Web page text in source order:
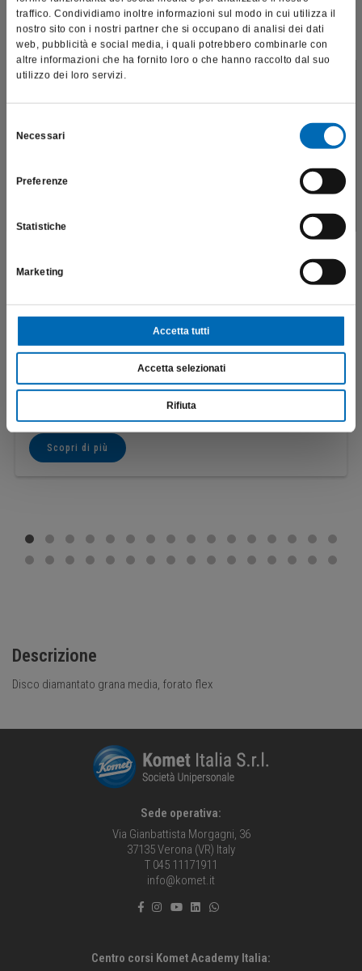
traffico. Condividiamo inoltre informazioni sul modo in cui utilizza il
nostro sito con i nostri partner che si occupano di analisi dei dati
web, pubblicità e social media, i quali potrebbero combinarle con
altre informazioni che ha fornito loro o che hanno raccolto dal suo
utilizzo dei loro servizi.
delNecessari
Preferenze
Statistiche
Marketing
Accetta tutti
Accetta selezionati
Rifiuta
Prodotti correlati
Set con dischi segmentati oscillanti
4430
Scopri di più
Descrizione
Disco diamantato grana media, forato flex
Sede operativa:
Via Gianbattista Morgagni, 36
37135 Verona (VR) Italy
T 045 11171911
info@komet.it
Centro corsi Komet Academy Italia:
professionali e riporta dati, prodotti e beni sensibili per la
salute e la sicurezza del paziente; pertanto, per visitare il sito,